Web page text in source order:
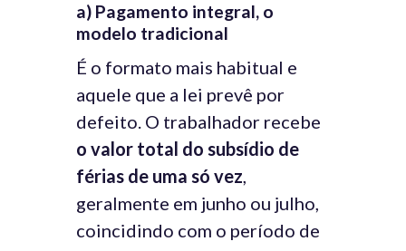
a) Pagamento integral, o
modelo tradicional
É o formato mais habitual e
aquele que a lei prevê por
defeito. O trabalhador recebe
o valor total do subsídio de
férias de uma só vez,
geralmente em junho ou julho,
coincidindo com o período de